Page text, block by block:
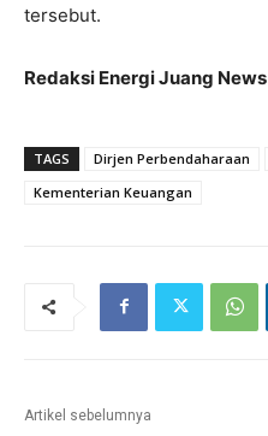
tersebut.
Redaksi Energi Juang News
TAGS Dirjen Perbendaharaan
Kementerian Keuangan
Artikel sebelumnya